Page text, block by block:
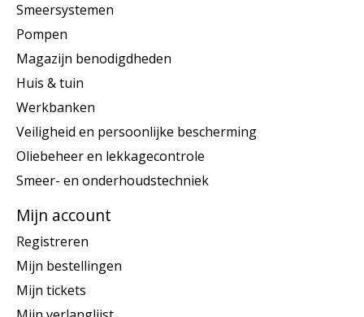
Smeersystemen
Pompen
Magazijn benodigdheden
Huis & tuin
Werkbanken
Veiligheid en persoonlijke bescherming
Oliebeheer en lekkagecontrole
Smeer- en onderhoudstechniek
Mijn account
Registreren
Mijn bestellingen
Mijn tickets